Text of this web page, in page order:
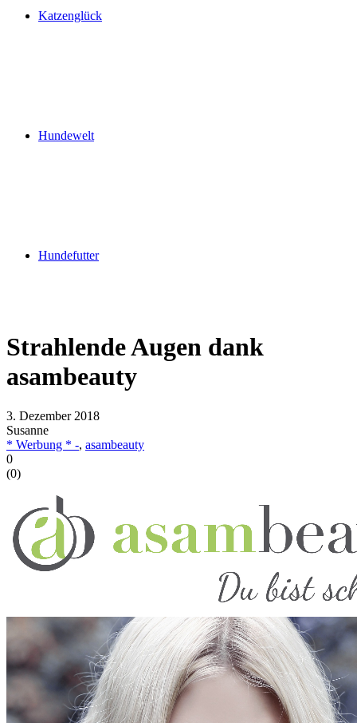
Katzenglück
Hundewelt
Hundefutter
Strahlende Augen dank
asambeauty
3. Dezember 2018
Susanne
* Werbung * -, asambeauty
0
(0)